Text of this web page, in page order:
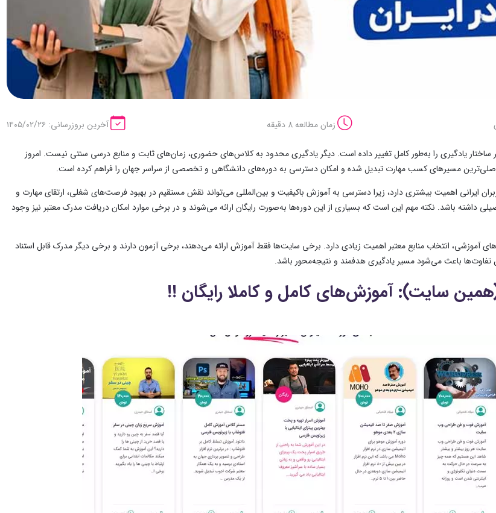
زمان مطالعه 8 دقیقه آخرین بروزرسانی: ۱۴۰۵/۰۲/۲۶
یادگیری را به‌طور کامل تغییر داده است. دیگر یادگیری محدود به کلاس‌های حضوری، زمان‌های ثابت و منابع درسی سنتی نیست. امروز
مسیرهای کسب مهارت تبدیل شده و امکان دسترسی به دوره‌های دانشگاهی و تخصصی از سراسر جهان را فراهم کرده است.
ایرانی اهمیت بیشتری دارد، زیرا دسترسی به آموزش باکیفیت و بین‌المللی می‌تواند نقش مستقیم در بهبود فرصت‌های شغلی، ارتقای مهارت و
داشته باشد. نکته مهم این است که بسیاری از این دوره‌ها به‌صورت رایگان ارائه می‌شوند و در برخی موارد امکان دریافت مدرک معتبر نیز وجود
آموزشی، انتخاب منابع معتبر اهمیت زیادی دارد. برخی سایت‌ها فقط آموزش ارائه می‌دهند، برخی آزمون دارند و برخی دیگر مدرک قابل استناد
باعث می‌شود مسیر یادگیری هدفمند و نتیجه‌محور باشد.
سایت): آموزش‌های کامل و کاملا رایگان !!